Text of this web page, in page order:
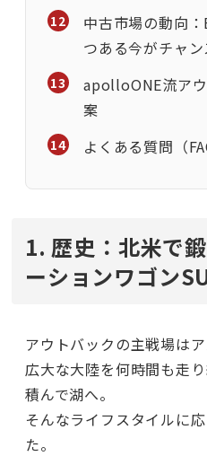
中古市場の動向
つある今がチャン
apolloONE流ア
案
よくある質問（
1. 歴史：北米で
ーションワゴン
アウトバックの主戦場はア
広大な大陸を何時間も走
積んで湖へ。
そんなライフスタイルに
た。